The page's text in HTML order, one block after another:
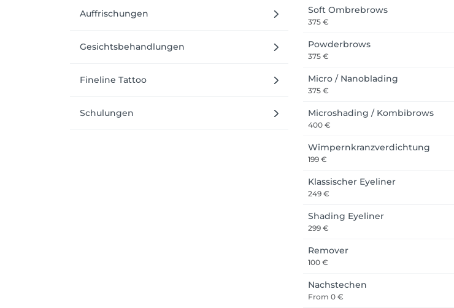
Auffrischungen
Gesichtsbehandlungen
Fineline Tattoo
Schulungen
Soft Ombrebrows
375 €
Powderbrows
375 €
Micro / Nanoblading
375 €
Microshading / Kombibrows
400 €
Wimpernkranzverdichtung
199 €
Klassischer Eyeliner
249 €
Shading Eyeliner
299 €
Remover
100 €
Nachstechen
From 0 €